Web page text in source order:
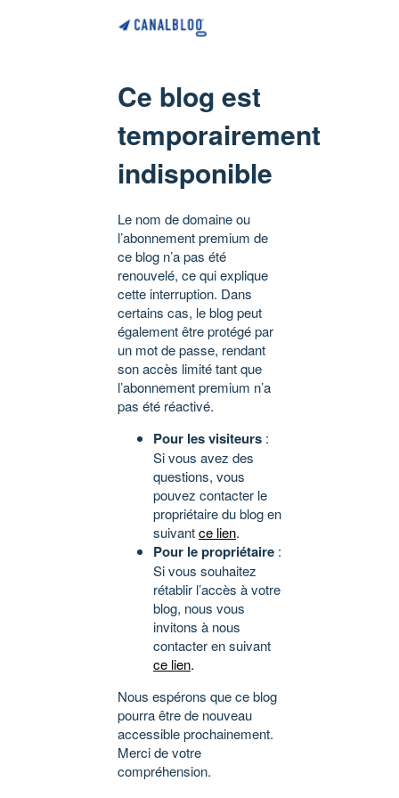
Ce blog est
temporairement
indisponible
Le nom de domaine ou
l’abonnement premium de
ce blog n’a pas été
renouvelé, ce qui explique
cette interruption. Dans
certains cas, le blog peut
également être protégé par
un mot de passe, rendant
son accès limité tant que
l’abonnement premium n’a
pas été réactivé.
Pour les visiteurs :
Si vous avez des
questions, vous
pouvez contacter le
propriétaire du blog en
suivantce lien.
Pour le propriétaire :
Si vous souhaitez
rétablir l’accès à votre
blog, nous vous
invitons à nous
contacter en suivant
ce lien.
Nous espérons que ce blog
pourra être de nouveau
accessible prochainement.
Merci de votre
compréhension.